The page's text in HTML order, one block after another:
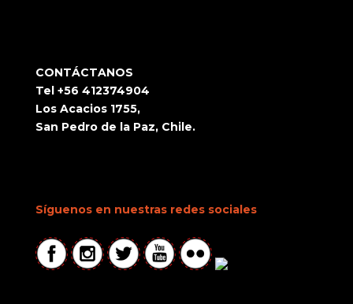
CONTÁCTANOS
Tel +56 412374904
Los Acacios 1755,
San Pedro de la Paz, Chile.
Síguenos en nuestras redes sociales